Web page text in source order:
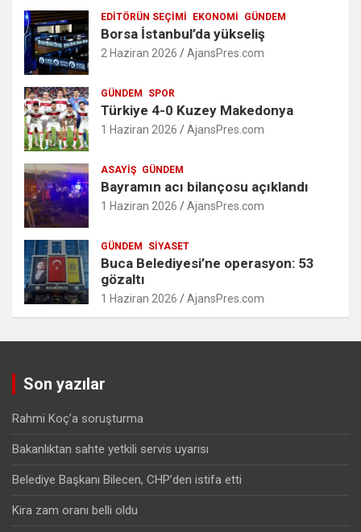
EDITÖRÜN SEÇIMI EKONOMI GÜNDEM
Borsa İstanbul’da yükseliş
2 Haziran 2026 AjansPres.com
GÜNDEM SPOR
Türkiye 4-0 Kuzey Makedonya
1 Haziran 2026 AjansPres.com
ASAYIŞ GÜNDEM
Bayramın acı bilançosu açıklandı
1 Haziran 2026 AjansPres.com
GÜNDEM SIYASET
Buca Belediyesi’ne operasyon: 53
gözaltı
1 Haziran 2026 AjansPres.com
Son yazılar
Rahmi Koç’a soruşturma
Bakanlıktan sahte yetkili servis uyarısı
Belediye Başkanı Bilecen, CHP’den istifa etti
Kira zam oranı belli oldu